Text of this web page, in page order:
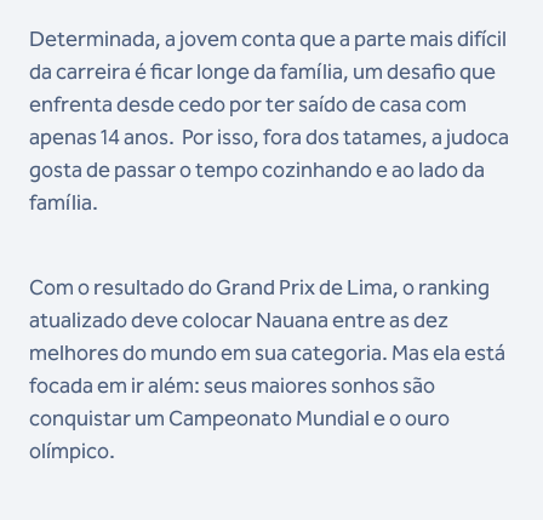
Determinada, a jovem conta que a parte mais difícil
da carreira é ficar longe da família, um desafio que
enfrenta desde cedo por ter saído de casa com
apenas 14 anos. Por isso, fora dos tatames, a judoca
gosta de passar o tempo cozinhando e ao lado da
família.
Com o resultado do Grand Prix de Lima, o ranking
atualizado deve colocar Nauana entre as dez
melhores do mundo em sua categoria. Mas ela está
focada em ir além: seus maiores sonhos são
conquistar um Campeonato Mundial e o ouro
olímpico.